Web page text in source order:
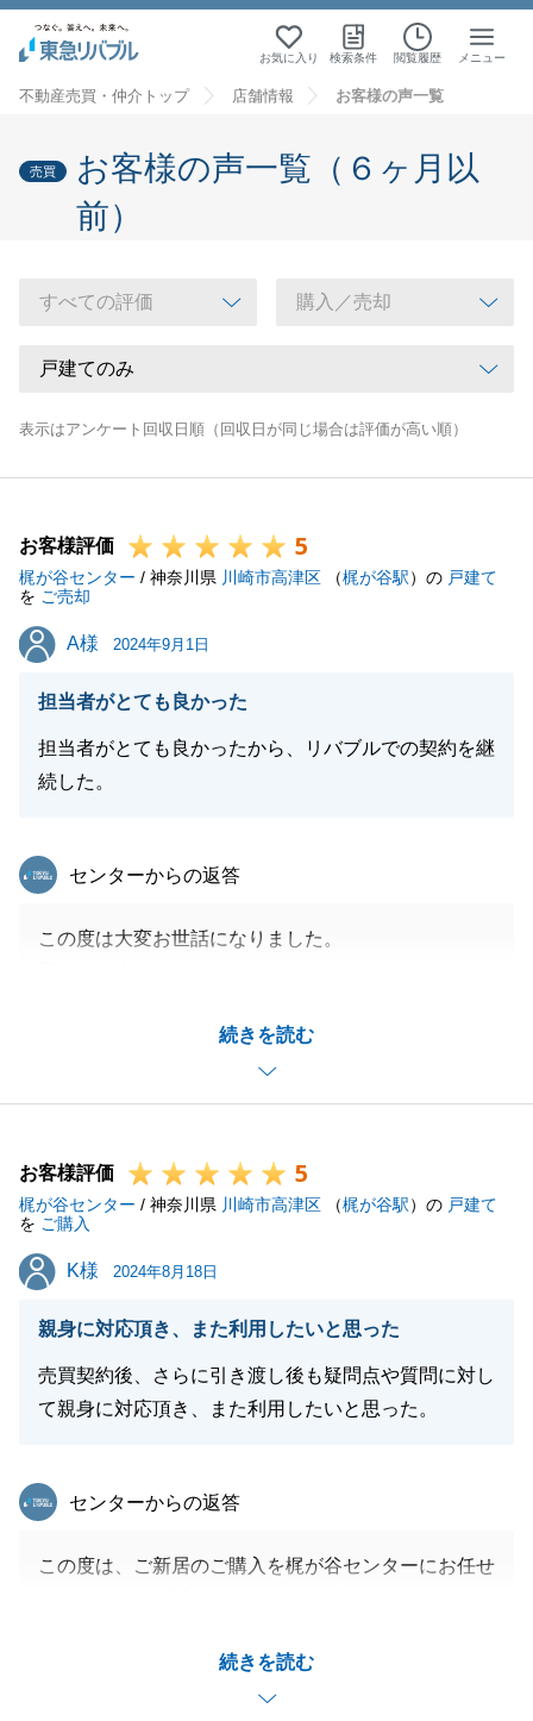
お気に入り 検索条件 閲覧履歴 メニュー
不動産売買・仲介トップ 店舗情報 お客様の声一覧
売買
お客様の声一覧（６ヶ月以
前）
表示はアンケート回収日順（回収日が同じ場合は評価が高い順）
お客様評価 5
梶が谷センター / 神奈川県 川崎市高津区 （梶が谷駅）の 戸建て
を ご売却
A様
A様 2024年9月1日
担当者がとても良かった
担当者がとても良かったから、リバブルでの契約を継
続した。
続きを読む
東急リバブル
センターからの返答
この度は大変お世話になりました。
はじめご家族皆様のご協力をいただけたからこそでご
ざいます。誠に有難うございました。
今後もご家族皆様のご健勝をお祈り申し上げます。ま
お客様評価 5
梶が谷センター / 神奈川県 川崎市高津区 （梶が谷駅）の 戸建て
を ご購入
K様
K様 2024年8月18日
親身に対応頂き、また利用したいと思った
売買契約後、さらに引き渡し後も疑問点や質問に対し
て親身に対応頂き、また利用したいと思った。
続きを読む
東急リバブル
センターからの返答
この度は、ご新居のご購入を梶が谷センターにお任せ
ただき、異動による担当者の変更等でご不安をおかけ
してまうこともあったかと存じますが、ご満足いただ